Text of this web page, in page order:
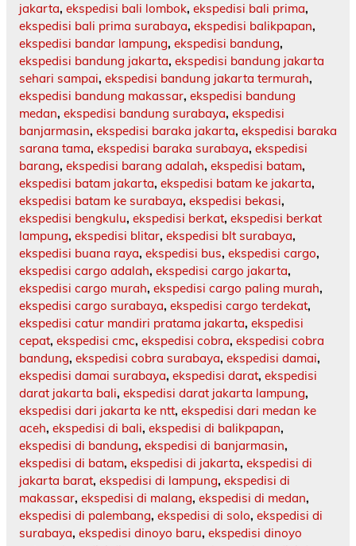
jakarta, ekspedisi bali lombok, ekspedisi bali prima,
ekspedisi bali prima surabaya, ekspedisi balikpapan,
ekspedisi bandar lampung, ekspedisi bandung,
ekspedisi bandung jakarta, ekspedisi bandung jakarta
sehari sampai, ekspedisi bandung jakarta termurah,
ekspedisi bandung makassar, ekspedisi bandung
medan, ekspedisi bandung surabaya, ekspedisi
banjarmasin, ekspedisi baraka jakarta, ekspedisi baraka
sarana tama, ekspedisi baraka surabaya, ekspedisi
barang, ekspedisi barang adalah, ekspedisi batam,
ekspedisi batam jakarta, ekspedisi batam ke jakarta,
ekspedisi batam ke surabaya, ekspedisi bekasi,
ekspedisi bengkulu, ekspedisi berkat, ekspedisi berkat
lampung, ekspedisi blitar, ekspedisi blt surabaya,
ekspedisi buana raya, ekspedisi bus, ekspedisi cargo,
ekspedisi cargo adalah, ekspedisi cargo jakarta,
ekspedisi cargo murah, ekspedisi cargo paling murah,
ekspedisi cargo surabaya, ekspedisi cargo terdekat,
ekspedisi catur mandiri pratama jakarta, ekspedisi
cepat, ekspedisi cmc, ekspedisi cobra, ekspedisi cobra
bandung, ekspedisi cobra surabaya, ekspedisi damai,
ekspedisi damai surabaya, ekspedisi darat, ekspedisi
darat jakarta bali, ekspedisi darat jakarta lampung,
ekspedisi dari jakarta ke ntt, ekspedisi dari medan ke
aceh, ekspedisi di bali, ekspedisi di balikpapan,
ekspedisi di bandung, ekspedisi di banjarmasin,
ekspedisi di batam, ekspedisi di jakarta, ekspedisi di
jakarta barat, ekspedisi di lampung, ekspedisi di
makassar, ekspedisi di malang, ekspedisi di medan,
ekspedisi di palembang, ekspedisi di solo, ekspedisi di
surabaya, ekspedisi dinoyo baru, ekspedisi dinoyo